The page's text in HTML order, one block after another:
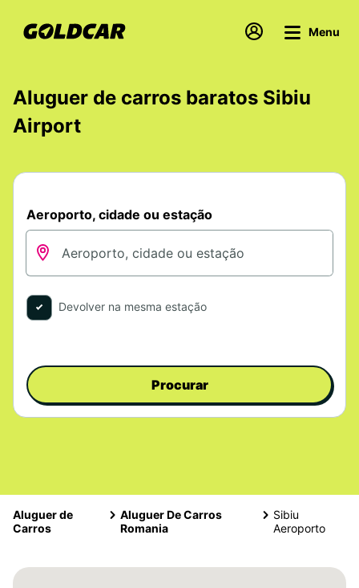
Menu
Aluguer de carros baratos Sibiu
Airport
Aeroporto, cidade ou estação
Devolver na mesma estação
Procurar
Aluguer de
Carros
Aluguer De Carros
Romania
Sibiu
Aeroporto